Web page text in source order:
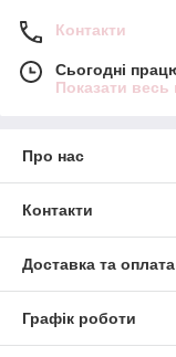
Контакти
Сьогодні
Показати весь
Про нас
Контакти
Доставка та оплата
Графік роботи